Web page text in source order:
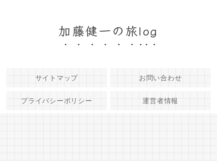
加藤健一の旅log
サイトマップ お問い合わせ
プライバシーポリシー 運営者情報